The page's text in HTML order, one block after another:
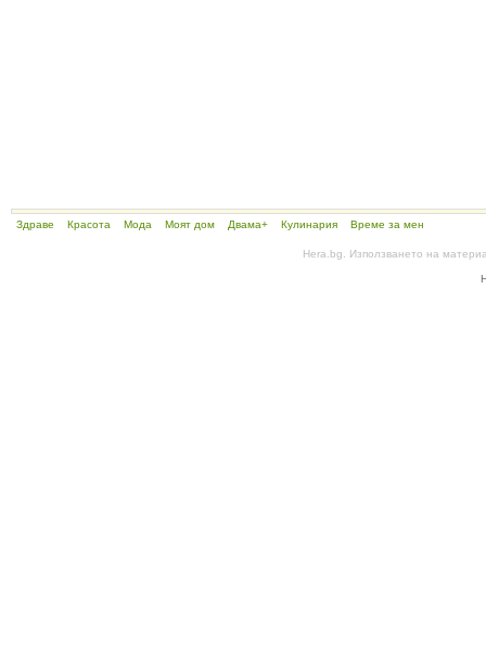
Здраве Красота Мода Моят дом Двама+ Кулинария Време за мен
Hera.bg. Използването на